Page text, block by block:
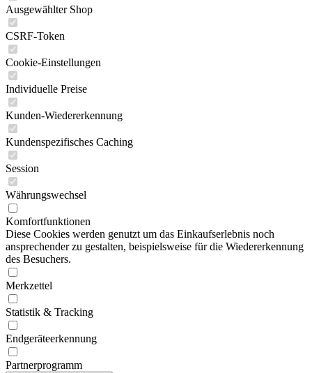
Ausgewählter Shop
CSRF-Token
Cookie-Einstellungen
Individuelle Preise
Kunden-Wiedererkennung
Kundenspezifisches Caching
Session
Währungswechsel
Komfortfunktionen
Diese Cookies werden genutzt um das Einkaufserlebnis noch
ansprechender zu gestalten, beispielsweise für die Wiedererkennung
des Besuchers.
Merkzettel
Statistik & Tracking
Endgeräteerkennung
Partnerprogramm